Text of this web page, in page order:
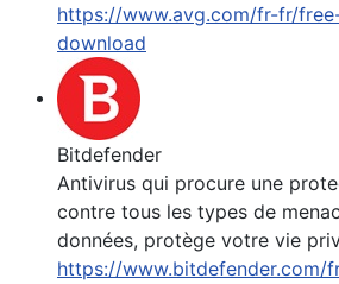
https://www.avg.com/fr-fr/
download
Bitdefender
Antivirus qui procure une
contre tous les types de
données, protège votre vie
https://www.bitdefender.com/